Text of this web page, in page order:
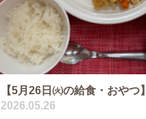
【5月26日㈫の給食・おやつ】
2026.05.26